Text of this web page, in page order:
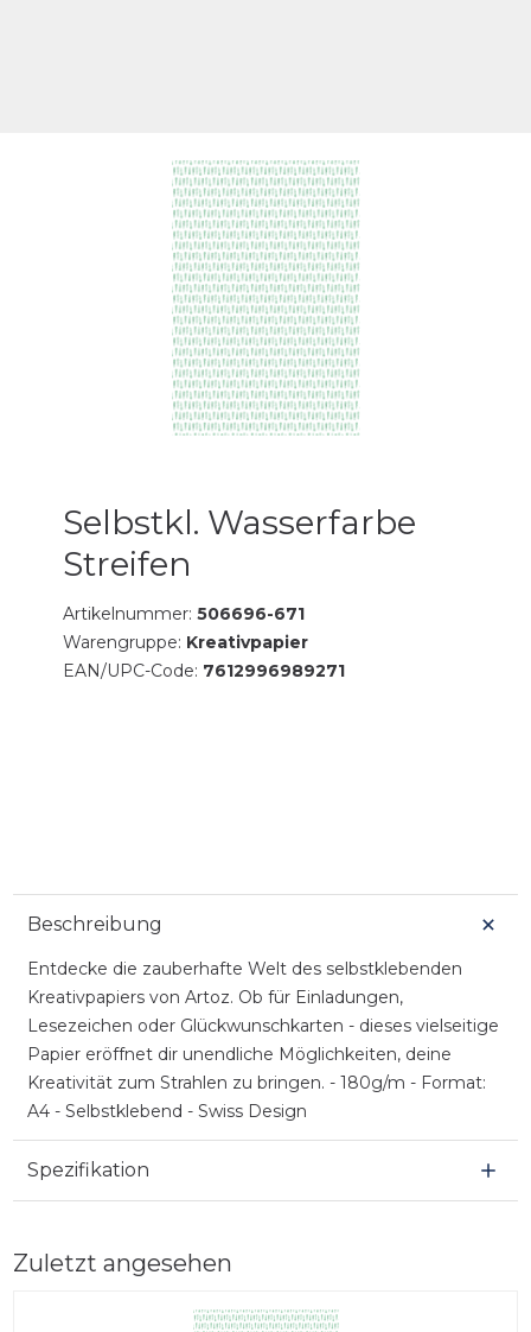
Selbstkl. Wasserfarbe
Streifen
Artikelnummer:506696-671
Warengruppe: Kreativpapier
EAN/UPC-Code: 7612996989271
Beschreibung
Entdecke die zauberhafte Welt des selbstklebenden
Kreativpapiers von Artoz. Ob für Einladungen,
Lesezeichen oder Glückwunschkarten - dieses vielseitige
Papier eröffnet dir unendliche Möglichkeiten, deine
Kreativität zum Strahlen zu bringen. - 180g/m - Format:
A4 - Selbstklebend - Swiss Design
Spezifikation
Zuletzt angesehen